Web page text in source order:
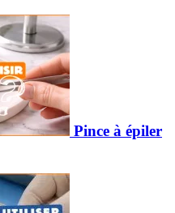
Pince à épiler